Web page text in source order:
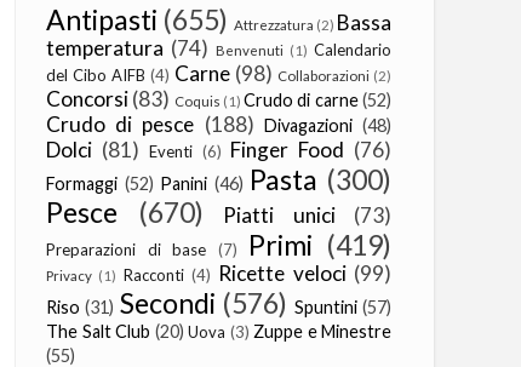
Antipasti (655) Attrezzatura (2) Bassa
temperatura (74) Benvenuti (1) Calendario
del Cibo AIFB (4) Carne (98) Collaborazioni (2)
Concorsi(83) Coquis (1) Crudo di carne(52)
Crudo di pesce (188) Divagazioni (48)
Dolci (81) Eventi (6) Finger Food (76)
Formaggi (52) Panini (46) Pasta (300)
Pesce
(670) Piatti unici (73)
Preparazioni di base (7) Primi (419)
Privacy (1) Racconti (4) Ricette veloci (99)
Riso (31) Secondi (576) Spuntini (57)
The Salt Club (20) Uova (3) Zuppe e Minestre
(55)